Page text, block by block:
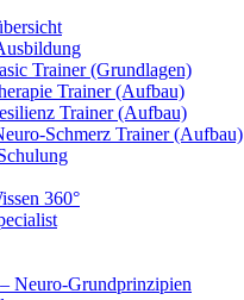
Trainer (Grundlagen)
Trainer (Aufbau)
Trainer (Aufbau)
Schmerz Trainer (Aufbau)
360°
Neuro-Grundprinzipien